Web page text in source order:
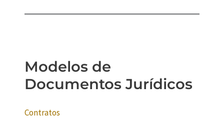
Modelos de
Documentos Jurídicos
Contratos